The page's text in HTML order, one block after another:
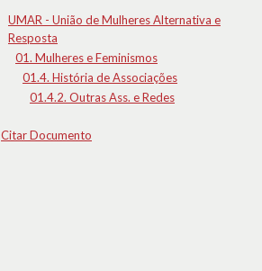
UMAR - União de Mulheres Alternativa e
Resposta
01. Mulheres e Feminismos
01.4. História de Associações
01.4.2. Outras Ass. e Redes
Citar Documento